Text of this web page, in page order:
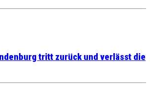
tritt zurück und verlässt die